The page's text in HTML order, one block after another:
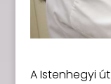
A Istenhegyi